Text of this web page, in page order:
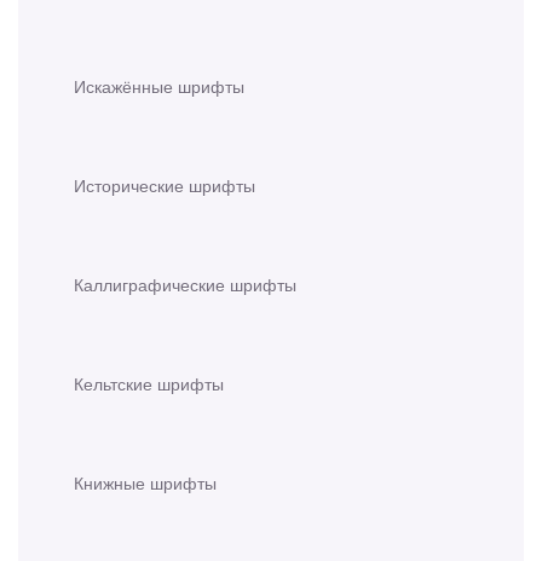
Искажённые шрифты
Исторические шрифты
Каллиграфические шрифты
Кельтские шрифты
Книжные шрифты